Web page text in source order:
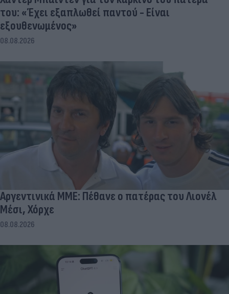
του: «Έχει εξαπλωθεί παντού - Είναι
εξουθενωμένος»
08.08.2026
Αργεντινικά ΜΜΕ: Πέθανε ο πατέρας του Λιονέλ
Μέσι, Χόρχε
08.08.2026